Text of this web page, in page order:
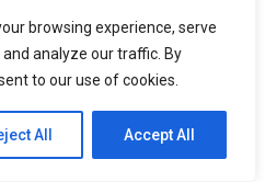
browsing experience, serve
analyze our traffic. By
to our use of cookies.
All Accept All